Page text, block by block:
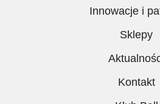
Innowacje i
Sklepy
Kontakt